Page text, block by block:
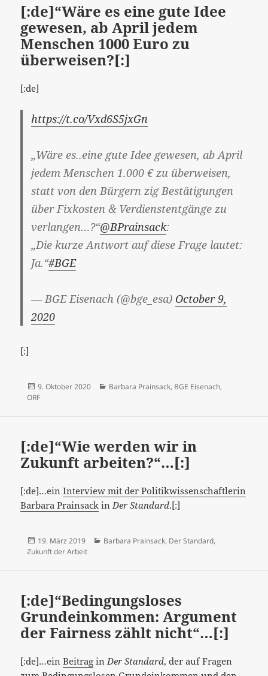
[:de]“Wäre es eine gute Idee
gewesen, ab April jedem
Menschen 1000 Euro zu
überweisen?[:]
[:de]
https://t.co/Vxd6S5jxGn
„Wäre es..eine gute Idee gewesen, ab April
jedem Menschen 1.000 € zu überweisen,
statt von den Bürgern zig Bestätigungen
über Fixkosten & Verdienstentgänge zu
verlangen…?“@BPrainsack:
„Die kurze Antwort auf diese Frage lautet:
Ja.“#BGE
— BGE Eisenach (@bge_esa) October 9,
2020
[:]
Veröffentlicht
am
9. Oktober 2020 Kategorien
Barbara Prainsack, BGE Eisenach,
ORF
[:de]“Wie werden wir in
Zukunft arbeiten?“…[:]
[:de]…einInterview mit der Politikwissenschaftlerin
Barbara Prainsack in Der Standard.[:]
Veröffentlicht
am
19. März 2019 Kategorien
Barbara Prainsack, Der Standard,
Zukunft der Arbeit
[:de]“Bedingungsloses
Grundeinkommen: Argument
der Fairness zählt nicht“…[:]
[:de]…einBeitrag in Der Standard, der auf Fragen